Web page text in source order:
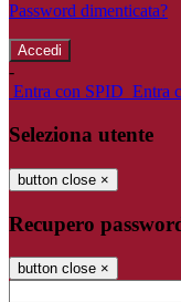
Password dimenticata?
-
Entra con SPID Entra
Seleziona utente
button close ×
Recupero
button close ×